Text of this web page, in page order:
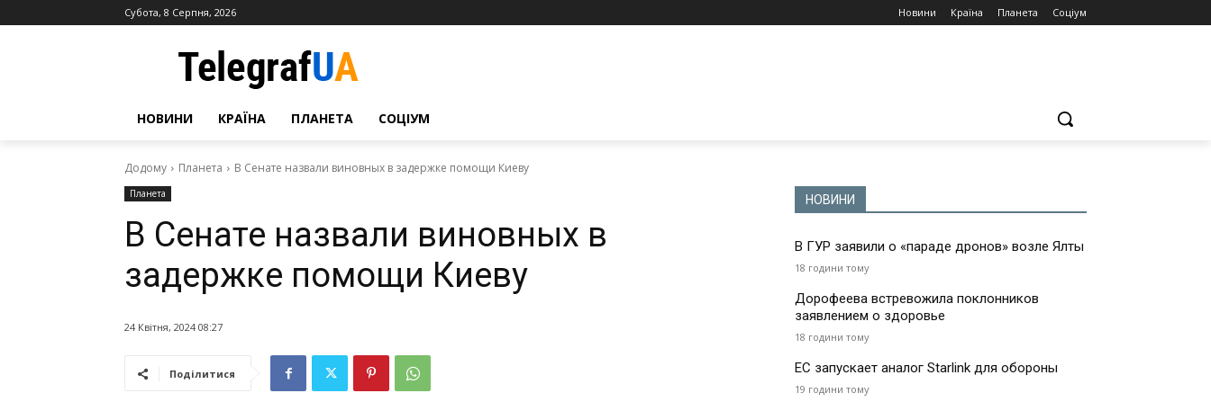
Субота, 8 Серпня, 2026 Новини Країна Планета Соціум
НОВИНИ КРАЇНА ПЛАНЕТА СОЦІУМ
Додому Планета В Сенате назвали виновных в задержке помощи Киеву
Планета
В Сенате назвали виновных в
задержке помощи Киеву
24 Квітня, 2024 08:27
Поділитися
НОВИНИ
В ГУР заявили о «параде дронов» возле Ялты
18 години тому
Дорофеева встревожила поклонников
заявлением о здоровье
18 години тому
ЕС запускает аналог Starlink для обороны
19 години тому